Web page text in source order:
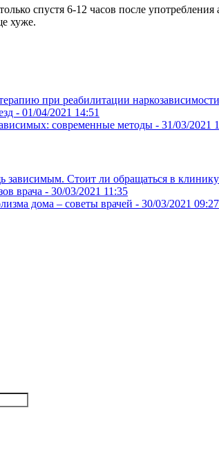
спустя 6-12 часов после употребления
хуже.
при реабилитации
- 01/04/2021 14:51
современные методы - 31/03/2021
зависимым. Стоит ли обращаться в
врача - 30/03/2021 11:35
дома – советы врачей - 30/03/2021 09:27